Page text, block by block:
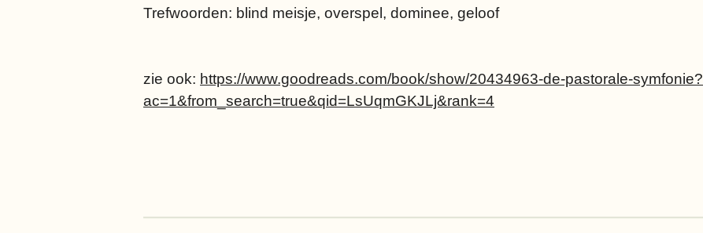
Trefwoorden: blind meisje, overspel, dominee, geloof
zie ook: https://www.goodreads.com/book/show/20434963-de-pastorale-symfonie?
ac=1&from_search=true&qid=LsUqmGKJLj&rank=4